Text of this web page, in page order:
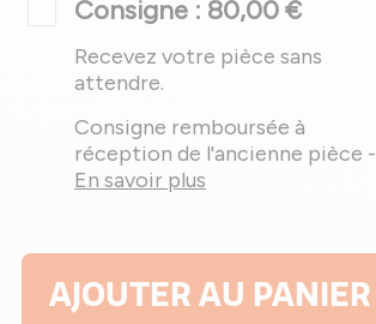
Consigne : 80,00 €
Recevez votre pièce sans
attendre.
Consigne remboursée à
réception de l'ancienne pièce -
En savoir plus
AJOUTER AU PANIER